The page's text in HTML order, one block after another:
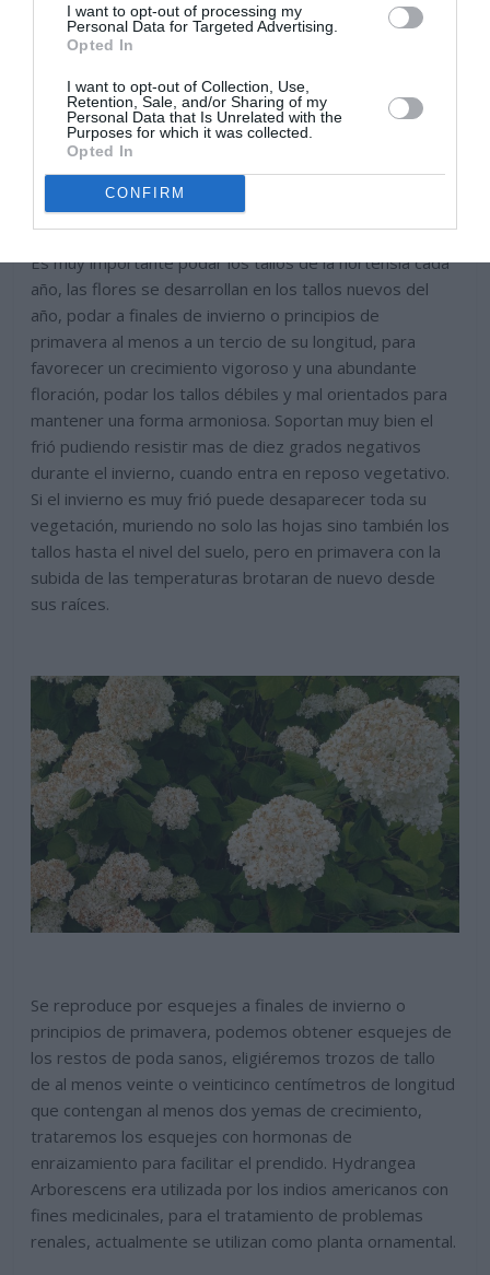
I want to opt-out of processing my
Personal Data for Targeted Advertising.
Opted In
I want to opt-out of Collection, Use,
Retention, Sale, and/or Sharing of my
Personal Data that Is Unrelated with the
Purposes for which it was collected.
Opted In
CONFIRM
Es muy importante podar los tallos de la hortensia cada
año, las flores se desarrollan en los tallos nuevos del
año, podar a finales de invierno o principios de
primavera al menos a un tercio de su longitud, para
favorecer un crecimiento vigoroso y una abundante
floración, podar los tallos débiles y mal orientados para
mantener una forma armoniosa. Soportan muy bien el
frió pudiendo resistir mas de diez grados negativos
durante el invierno, cuando entra en reposo vegetativo.
Si el invierno es muy frió puede desaparecer toda su
vegetación, muriendo no solo las hojas sino también los
tallos hasta el nivel del suelo, pero en primavera con la
subida de las temperaturas brotaran de nuevo desde
sus raíces.
Se reproduce por esquejes a finales de invierno o
principios de primavera, podemos obtener esquejes de
los restos de poda sanos, eligiéremos trozos de tallo
de al menos veinte o veinticinco centímetros de longitud
que contengan al menos dos yemas de crecimiento,
trataremos los esquejes con hormonas de
enraizamiento para facilitar el prendido. Hydrangea
Arborescens era utilizada por los indios americanos con
fines medicinales, para el tratamiento de problemas
renales, actualmente se utilizan como planta ornamental.